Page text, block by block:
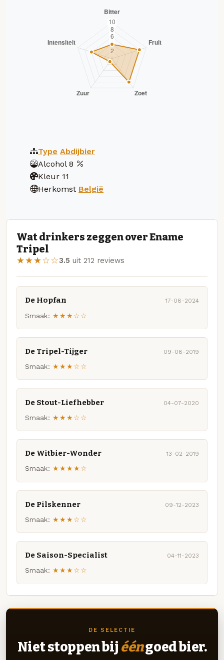
Type Abdijbier
Alcohol 8
Kleur 11
Herkomst België
Wat drinkers zeggen over Ename
Tripel
★★★☆☆3.5 uit 212 reviews
De Hopfan 17-08-2024
Smaak: ★★★☆☆
De Tripel-Tijger 09-08-2019
Smaak: ★★★☆☆
De Stout-Liefhebber 04-07-2020
Smaak: ★★★☆☆
De Witbier-Wonder 13-02-2019
Smaak: ★★★★☆
De Pilskenner 09-12-2023
Smaak: ★★★☆☆
De Saison-Specialist 04-11-2023
Smaak: ★★★☆☆
DE SELECTIE
Niet stoppen bij ééngoed bier.